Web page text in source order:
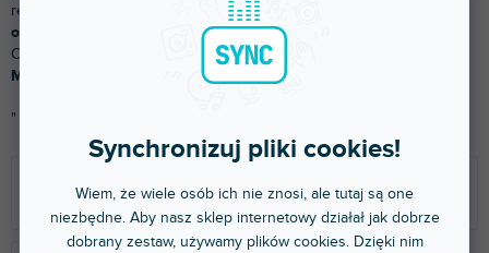
Synchronizuj pliki cookies!
Wiem, że wiele osób ich nie znosi, ale tutaj są one
niezbędne. Aby nasz sklep internetowy działał jak dobrze
dobrany zestaw, używamy plików cookies. Dzięki nim
redukcjami. Są
podstawą w połączeniach mikserów DJ z
odtwarzaczami
lub prostszych systemów dźwiękowych.
Oferujemy wszystkie używane kable cinch od producentów
Monster,
Zomo
"
RCA/RCA RCA/gniazdo